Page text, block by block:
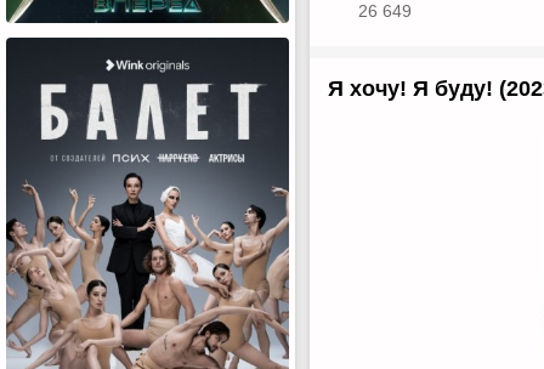
26 649
Я хочу! Я буду!